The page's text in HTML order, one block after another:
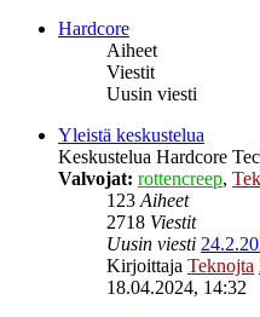
Hardcore
Aiheet
Viestit
Uusin viesti
Yleistä keskustelua
Keskustelua Hardcore
Valvojat: rottencreep,
123Aiheet
2718 Viestit
Uusin viesti
Kirjoittaja Teknojta
18.04.2024, 14:32